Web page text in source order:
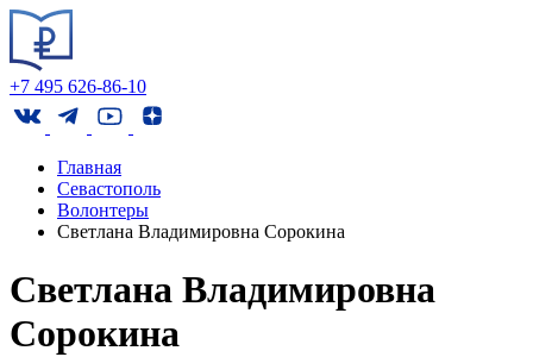
+7 495 626-86-10
Главная
Севастополь
Волонтеры
Светлана Владимировна Сорокина
Светлана Владимировна
Сорокина